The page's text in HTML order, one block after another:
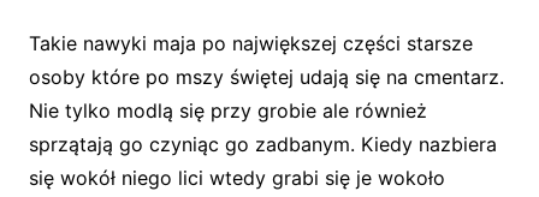
Takie nawyki maja po największej części starsze
osoby które po mszy świętej udają się na cmentarz.
Nie tylko modlą się przy grobie ale również
sprzątają go czyniąc go zadbanym. Kiedy nazbiera
się wokół niego lici wtedy grabi się je wokoło